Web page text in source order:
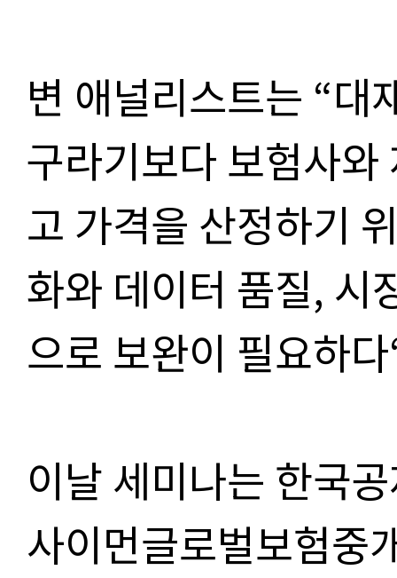
변 애널리스트는 “대
구라기보다 보험사
고 가격을 산정하기
화와 데이터 품질, 시
으로 보완이 필요하
이날 세미나는 한국
사이먼글로벌보험중